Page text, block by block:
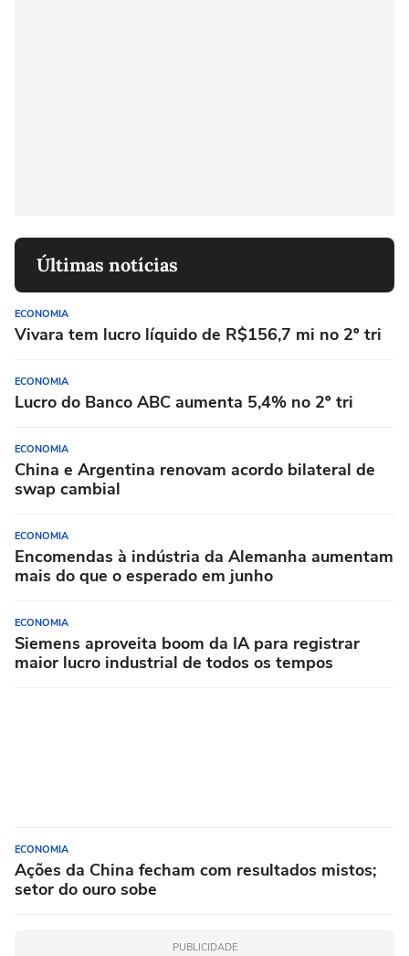
Últimas notícias
ECONOMIA
Vivara tem lucro líquido de R$156,7 mi no 2º tri
ECONOMIA
Lucro do Banco ABC aumenta 5,4% no 2º tri
ECONOMIA
China e Argentina renovam acordo bilateral de
swap cambial
ECONOMIA
Encomendas à indústria da Alemanha aumentam
mais do que o esperado em junho
ECONOMIA
Siemens aproveita boom da IA para registrar
maior lucro industrial de todos os tempos
ECONOMIA
Ações da China fecham com resultados mistos;
setor do ouro sobe
PUBLICIDADE